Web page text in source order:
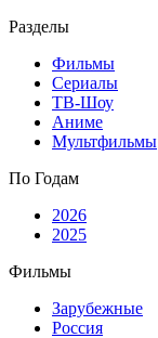
Разделы
Фильмы
Сериалы
ТВ-Шоу
Аниме
Мультфильмы
По Годам
2026
2025
Фильмы
Зарубежные
Россия